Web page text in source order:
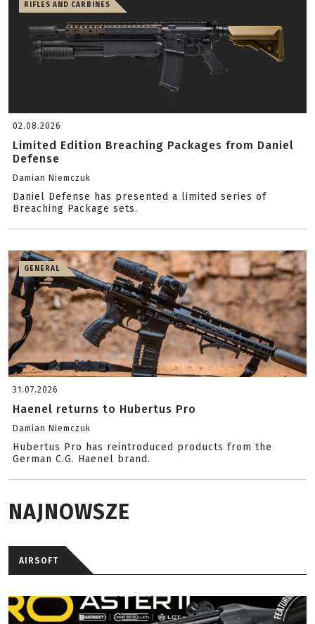
RIFLES AND CARBINES
02.08.2026
Limited Edition Breaching Packages from Daniel
Defense
Damian Niemczuk
Daniel Defense has presented a limited series of
Breaching Package sets.
GENERAL
31.07.2026
Haenel returns to Hubertus Pro
Damian Niemczuk
Hubertus Pro has reintroduced products from the
German C.G. Haenel brand.
NAJNOWSZE
AIRSOFT